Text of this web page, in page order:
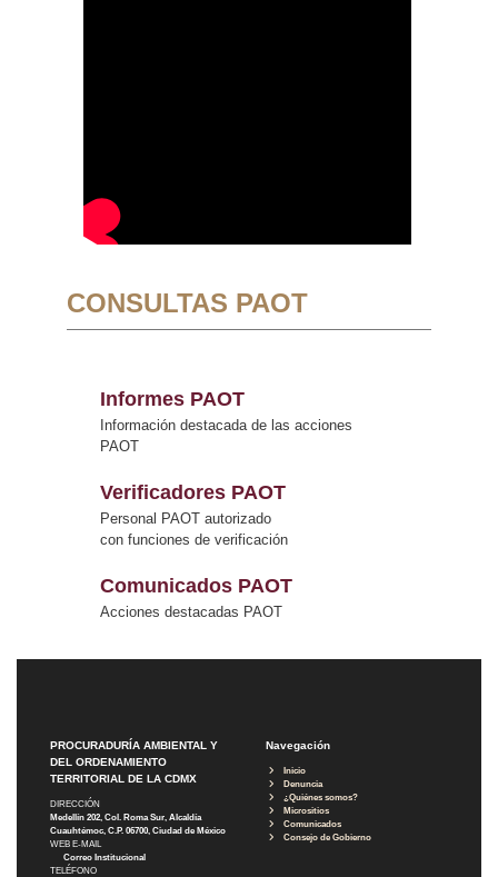
CONSULTAS PAOT
Informes PAOT
Información destacada de las acciones
PAOT
Verificadores PAOT
Personal PAOT autorizado
con funciones de verificación
Comunicados PAOT
Acciones destacadas PAOT
PROCURADURÍA AMBIENTAL Y
DEL ORDENAMIENTO
TERRITORIAL DE LA CDMX
DIRECCIÓN
Medellín 202, Col. Roma Sur, Alcaldía
Cuauhtémoc, C.P. 06700, Ciudad de México
WEB E-MAIL
Correo Institucional
TELÉFONO
Navegación
Inicio
Denuncia
¿Quiénes somos?
Micrositios
Comunicados
Consejo de Gobierno